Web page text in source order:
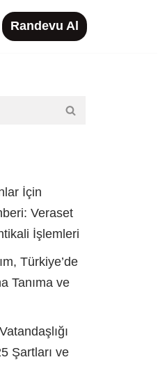
Randevu Al
İçin
Veraset
İşlemleri
Türkiye’de
Tanıma ve
Şartları ve